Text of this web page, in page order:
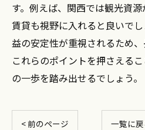
す。例えば、関西では観光資
賃貸も視野に入れると良いで
益の安定性が重視されるため、
これらのポイントを押さえる
の一歩を踏み出せるでしょう。
< 前のページ 一覧に戻